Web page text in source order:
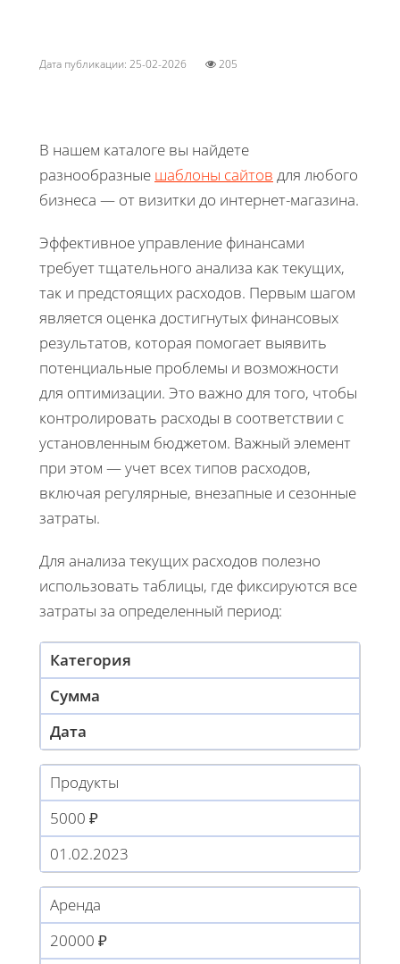
Дата публикации: 25-02-2026 205
В нашем каталоге вы найдете
разнообразные шаблоны сайтов для любого
бизнеса — от визитки до интернет-магазина.
Эффективное управление финансами
требует тщательного анализа как текущих,
так и предстоящих расходов. Первым шагом
является оценка достигнутых финансовых
результатов, которая помогает выявить
потенциальные проблемы и возможности
для оптимизации. Это важно для того, чтобы
контролировать расходы в соответствии с
установленным бюджетом. Важный элемент
при этом — учет всех типов расходов,
включая регулярные, внезапные и сезонные
затраты.
Для анализа текущих расходов полезно
использовать таблицы, где фиксируются все
затраты за определенный период:
Категория
Сумма
Дата
Продукты
5000 ₽
01.02.2023
Аренда
20000 ₽